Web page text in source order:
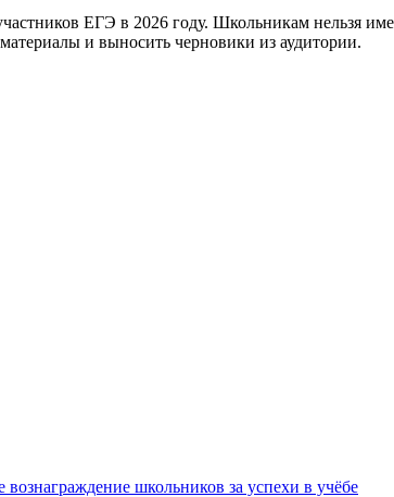
ЕГЭ в 2026 году. Школьникам нельзя
и выносить черновики из аудитории.
школьников за успехи в учёбе